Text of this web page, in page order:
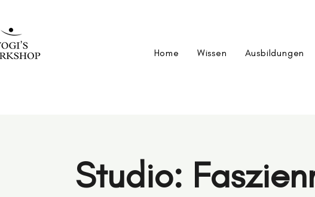
Home Wissen Ausbildungen
Studio: